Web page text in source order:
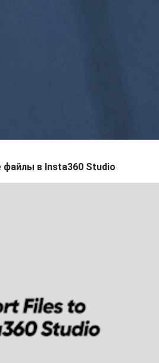
файлы в Insta360 Studio